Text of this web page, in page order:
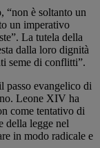
“non è soltanto un
un imperativo
La tutela della
dalla loro dignità
seme di conflitti”.
passo evangelico di
Leone XIV ha
come tentativo di
della legge nel
in modo radicale e